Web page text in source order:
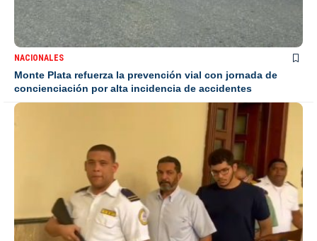
NACIONALES
Monte Plata refuerza la prevención vial con jornada de
concienciación por alta incidencia de accidentes